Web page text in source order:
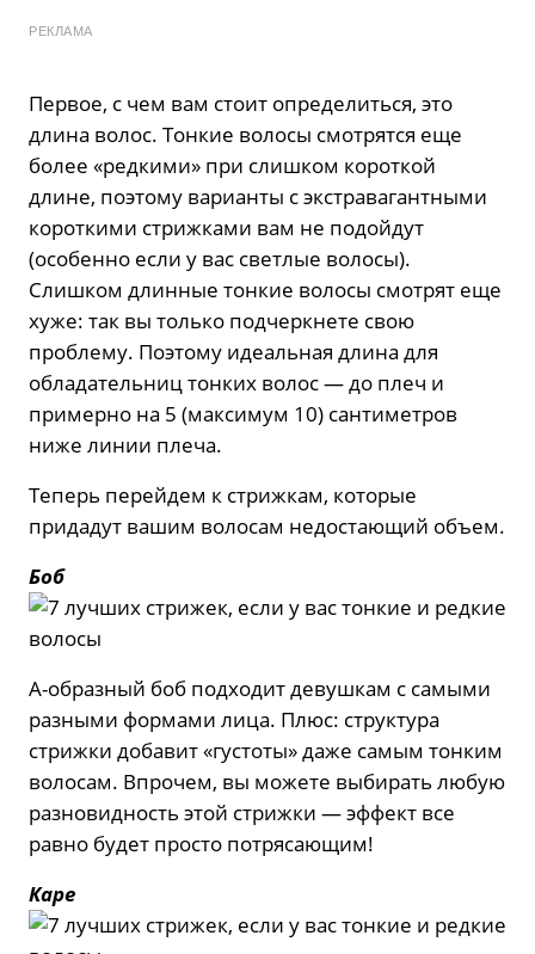
РЕКЛАМА
Первое, с чем вам стоит определиться, это
длина волос. Тонкие волосы смотрятся еще
более «редкими» при слишком короткой
длине, поэтому варианты с экстравагантными
короткими стрижками вам не подойдут
(особенно если у вас светлые волосы).
Слишком длинные тонкие волосы смотрят еще
хуже: так вы только подчеркнете свою
проблему. Поэтому идеальная длина для
обладательниц тонких волос — до плеч и
примерно на 5 (максимум 10) сантиметров
ниже линии плеча.
Теперь перейдем к стрижкам, которые
придадут вашим волосам недостающий объем.
Боб
А-образный боб подходит девушкам с самыми
разными формами лица. Плюс: структура
стрижки добавит «густоты» даже самым тонким
волосам. Впрочем, вы можете выбирать любую
разновидность этой стрижки — эффект все
равно будет просто потрясающим!
Каре